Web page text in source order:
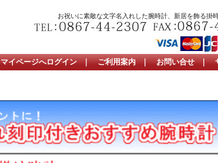
お祝いに素敵な文字名入れした腕時計、新居を飾る掛
マイページへログイン ｜ ご利用案内 ｜ お問い合せ ｜